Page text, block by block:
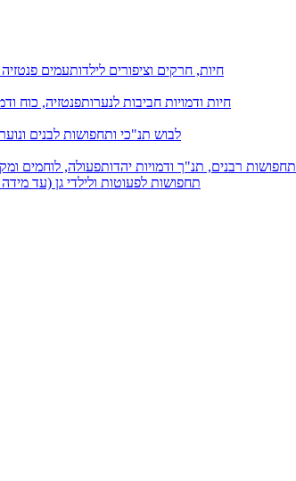
חיות, חרקים וציפורים לילדותעמים פנטזיה
חיות ודמויות חביבות לנערותפנטזיה, כוח
לבוש תנ"כי ותחפושות לבנים ונוער
תחפושות רבנים, תנ"ך ודמויות יהדותפעולה, לוחמים
תחפושות לפעוטות ולילדי גן (עד מידה 2)